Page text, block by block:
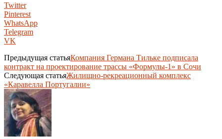
Twitter
Pinterest
WhatsApp
Telegram
VK
Предыдущая статьяКомпания Германа Тильке подписала
контракт на проектирование трассы «Формулы-1» в Сочи
Следующая статьяЖилищно-рекреационный комплекс
«Каравелла Португалии»